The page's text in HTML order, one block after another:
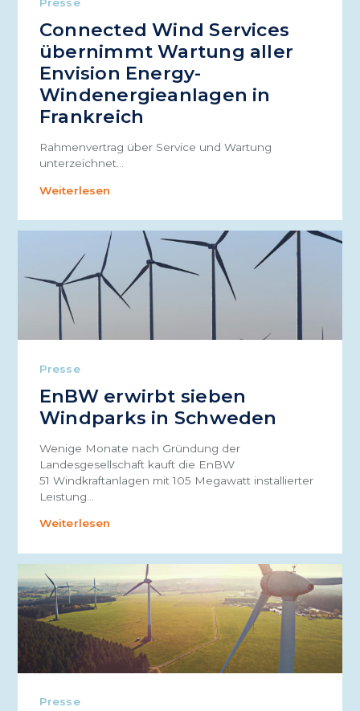
Connected Wind Services
übernimmt Wartung aller
Envision Energy-
Windenergieanlagen in
Frankreich
Rahmenvertrag über Service und Wartung
unterzeichnet…
Weiterlesen
Presse
EnBW erwirbt sieben
Windparks in Schweden
Wenige Monate nach Gründung der
Landesgesellschaft kauft die EnBW
51 Windkraftanlagen mit 105 Megawatt installierter
Leistung…
Weiterlesen
Presse